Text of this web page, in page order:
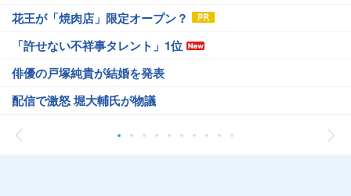
花王が「焼肉店」限定オープン？
「許せない不祥事タレント」1位
俳優の戸塚純貴が結婚を発表
配信で激怒 堀大輔氏が物議